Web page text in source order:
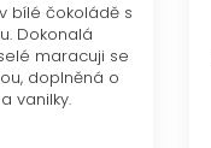
bílé čokoládě s
Dokonalá
maracuji se
doplněná o
vanilky.